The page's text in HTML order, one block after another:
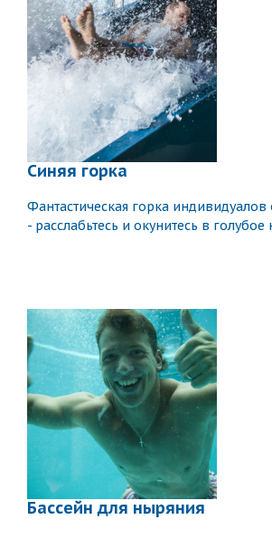
Синяя горка
Фантастическая горка индивидуалов
- расслабьтесь и окунитесь в голубое
Бассейн для ныряния